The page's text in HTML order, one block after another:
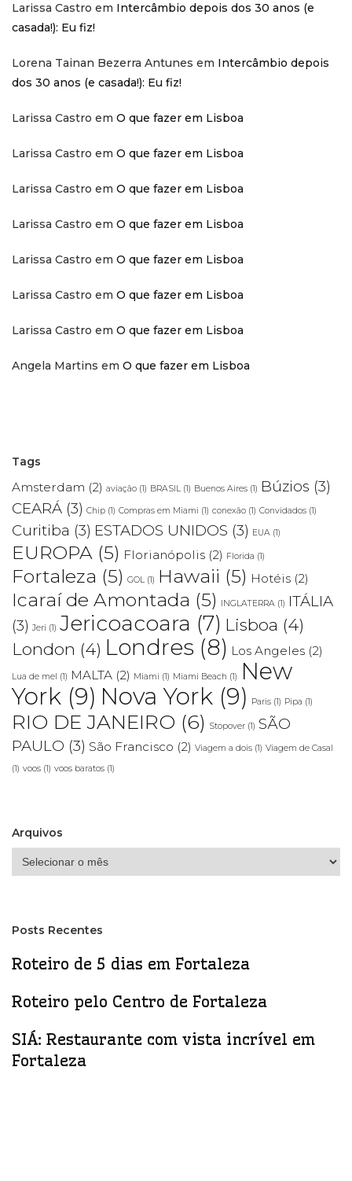
Larissa Castro em Intercâmbio depois dos 30 anos (e
casada!): Eu fiz!
Lorena Tainan Bezerra Antunes em Intercâmbio depois
dos 30 anos (e casada!): Eu fiz!
Larissa Castro em O que fazer em Lisboa
Larissa Castro em O que fazer em Lisboa
Larissa Castro em O que fazer em Lisboa
Larissa Castro em O que fazer em Lisboa
Larissa Castro em O que fazer em Lisboa
Larissa Castro em O que fazer em Lisboa
Larissa Castro em O que fazer em Lisboa
Angela Martins em O que fazer em Lisboa
Tags
Amsterdam (2) aviação (1) BRASIL (1) Buenos Aires (1) Búzios (3)
CEARÁ (3) Chip (1) Compras em Miami (1) conexão (1) Convidados (1)
Curitiba (3) ESTADOS UNIDOS (3) EUA (1)
EUROPA (5) Florianópolis (2) Florida (1)
Fortaleza (5) GOL (1) Hawaii (5) Hotéis (2)
Icaraí de Amontada (5) INGLATERRA (1) ITÁLIA
(3) Jeri (1) Jericoacoara (7) Lisboa (4)
London (4) Londres (8) Los Angeles (2)
Lua de mel (1) MALTA (2) Miami (1) Miami Beach (1)
New
York (9) Nova York (9) Paris (1) Pipa (1)
RIO DE JANEIRO (6) Stopover (1) SÃO
PAULO (3) São Francisco (2) Viagem a dois (1) Viagem de Casal
(1) voos (1) voos baratos (1)
Arquivos
Arquivos
Posts Recentes
Roteiro de 5 dias em Fortaleza
Roteiro pelo Centro de Fortaleza
SIÁ: Restaurante com vista incrível em
Fortaleza